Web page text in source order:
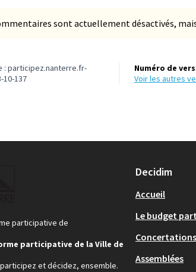
sont actuellement désactivés,
: participez.nanterre.fr-
10-137
Numéro de
voir les autres
participative de
participative de la Ville de
et décidez, ensemble.
Decidim
Accueil
Le budget
Concertations
Assemblées